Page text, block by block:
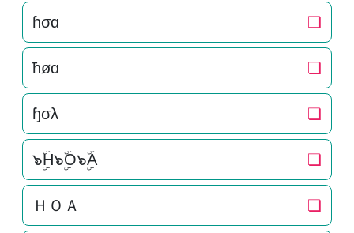
ɦσɑ ❏
ħøɑ ❏
ɧσλ ❏
๖ۣۜH๖ۣۜO๖ۣۜA ❏
ＨＯＡ ❏